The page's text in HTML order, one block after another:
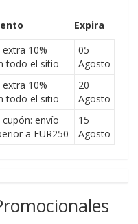
Expira
10%
todo el sitio
05
Agosto
10%
todo el sitio
20
Agosto
envío
a EUR250
15
Agosto